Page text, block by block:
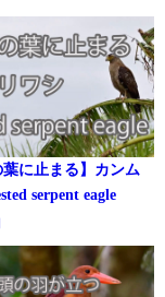
葉に止まる】カンム
serpent eagle